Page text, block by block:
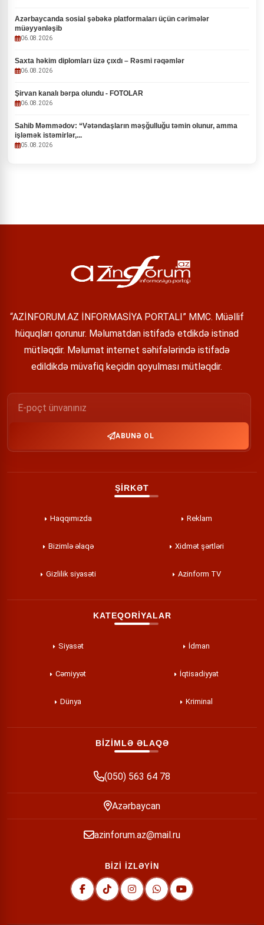
Azərbaycanda sosial şəbəkə platformaları üçün cərimələr
müəyyənləşib
06.08.2026
Saxta həkim diplomları üzə çıxdı – Rəsmi rəqəmlər
06.08.2026
Şirvan kanalı bərpa olundu - FOTOLAR
06.08.2026
Sahib Məmmədov: “Vətəndaşların məşğulluğu təmin olunur, amma
işləmək istəmirlər,...
05.08.2026
“AZİNFORUM.AZ İNFORMASİYA PORTALI” MMC. Müəllif
hüquqları qorunur. Məlumatdan istifadə etdikdə istinad
mütləqdir. Məlumat internet səhifələrində istifadə
edildikdə müvafiq keçidin qoyulması mütləqdir.
ABUNƏ OL
ŞİRKƏT
Haqqımızda Reklam
Bizimlə əlaqə Xidmət şərtləri
Gizlilik siyasəti Azinform TV
KATEQORİYALAR
Siyasət İdman
Cəmiyyət İqtisadiyyat
Dünya Kriminal
BİZİMLƏ ƏLAQƏ
(050) 563 64 78
Azərbaycan
azinforum.az@mail.ru
BİZİ İZLƏYİN